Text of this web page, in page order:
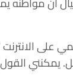
على
يمكنني